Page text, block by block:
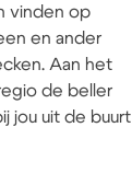
vinden op
en ander
Aan het
de beller
jou uit de buurt